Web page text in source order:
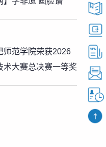
师范学院荣获2026
术大赛总决赛一等奖